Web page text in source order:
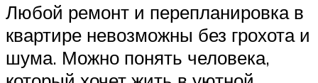
Любой ремонт и перепланировка в
квартире невозможны без грохота и
шума. Можно понять человека,